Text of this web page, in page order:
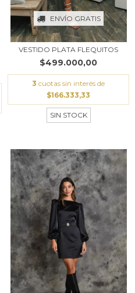
ENVÍO GRATIS
VESTIDO PLATA FLEQUITOS
$499.000,00
3 cuotas sin interés de
$166.333,33
SIN STOCK